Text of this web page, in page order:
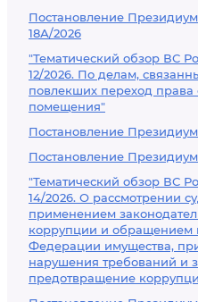
Постановление
18А/2026
"Тематический обзор ВС
12/2026. По делам,
повлекших переход права
помещения"
Постановление
Постановление
"Тематический обзор ВС
14/2026. О рассмотрении
применением
коррупции и обращением
Федерации имущества,
нарушения требований и
предотвращение